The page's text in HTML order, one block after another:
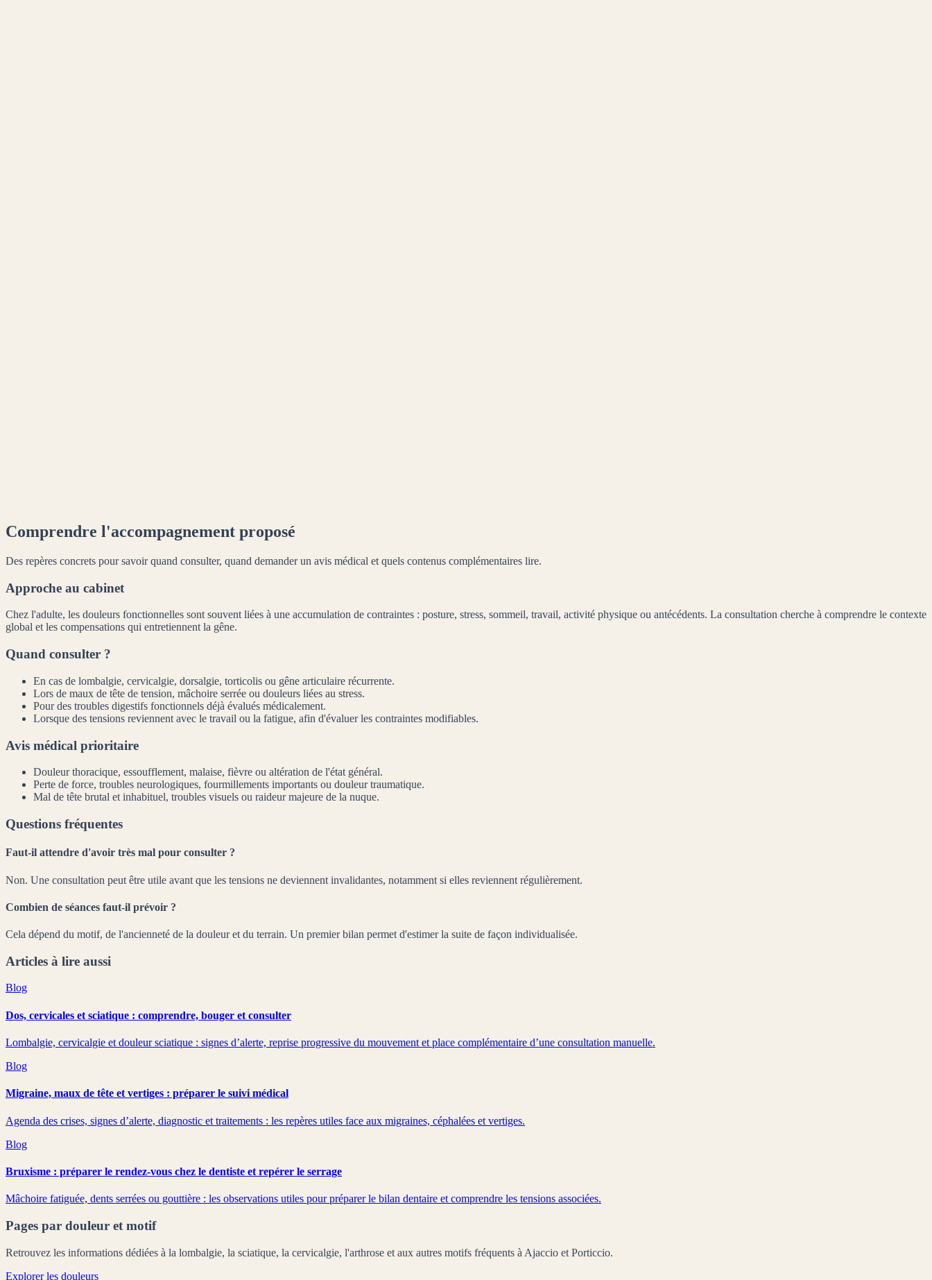
Comprendre l'accompagnement proposé
Des repères concrets pour savoir quand consulter, quand demander un avis médical et quels contenus complémentaires lire.
Approche au cabinet
Chez l'adulte, les douleurs fonctionnelles sont souvent liées à une accumulation de contraintes : posture, stress, sommeil, travail, activité physique ou antécédents. La consultation cherche à comprendre le contexte
global et les compensations qui entretiennent la gêne.
Quand consulter ?
En cas de lombalgie, cervicalgie, dorsalgie, torticolis ou gêne articulaire récurrente.
Lors de maux de tête de tension, mâchoire serrée ou douleurs liées au stress.
Pour des troubles digestifs fonctionnels déjà évalués médicalement.
Lorsque des tensions reviennent avec le travail ou la fatigue, afin d'évaluer les contraintes modifiables.
Avis médical prioritaire
Douleur thoracique, essoufflement, malaise, fièvre ou altération de l'état général.
Perte de force, troubles neurologiques, fourmillements importants ou douleur traumatique.
Mal de tête brutal et inhabituel, troubles visuels ou raideur majeure de la nuque.
Questions fréquentes
Faut-il attendre d'avoir très mal pour consulter ?
Non. Une consultation peut être utile avant que les tensions ne deviennent invalidantes, notamment si elles reviennent régulièrement.
Combien de séances faut-il prévoir ?
Cela dépend du motif, de l'ancienneté de la douleur et du terrain. Un premier bilan permet d'estimer la suite de façon individualisée.
Articles à lire aussi
Blog
Dos, cervicales et sciatique : comprendre, bouger et consulter
Lombalgie, cervicalgie et douleur sciatique : signes d’alerte, reprise progressive du mouvement et place complémentaire d’une consultation manuelle.
Blog
Migraine, maux de tête et vertiges : préparer le suivi médical
Agenda des crises, signes d’alerte, diagnostic et traitements : les repères utiles face aux migraines, céphalées et vertiges.
Blog
Bruxisme : préparer le rendez-vous chez le dentiste et repérer le serrage
Mâchoire fatiguée, dents serrées ou gouttière : les observations utiles pour préparer le bilan dentaire et comprendre les tensions associées.
Pages par douleur et motif
Retrouvez les informations dédiées à la lombalgie, la sciatique, la cervicalgie, l'arthrose et aux autres motifs fréquents à Ajaccio et Porticcio.
Explorer les douleurs